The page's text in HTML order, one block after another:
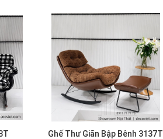
Ghế Thư Giãn Bập Bênh 3137T